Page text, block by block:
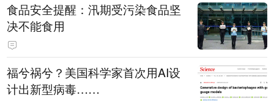
食品安全提醒：汛期受污染食品坚
决不能食用
福兮祸兮？美国科学家首次用AI设
计出新型病毒……